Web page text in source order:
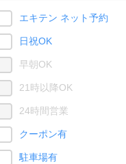
エキテン ネット予約
日祝OK
早朝OK
21時以降OK
24時間営業
クーポン有
駐車場有